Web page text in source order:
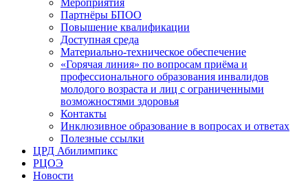
Мероприятия
Партнёры БПОО
Повышение квалификации
Доступная среда
Материально-техническое обеспечение
«Горячая линия» по вопросам приёма и
профессионального образования инвалидов
молодого возраста и лиц с ограниченными
возможностями здоровья
Контакты
Инклюзивное образование в вопросах и ответах
Полезные ссылки
ЦРД Абилимпикс
РЦОЭ
Новости